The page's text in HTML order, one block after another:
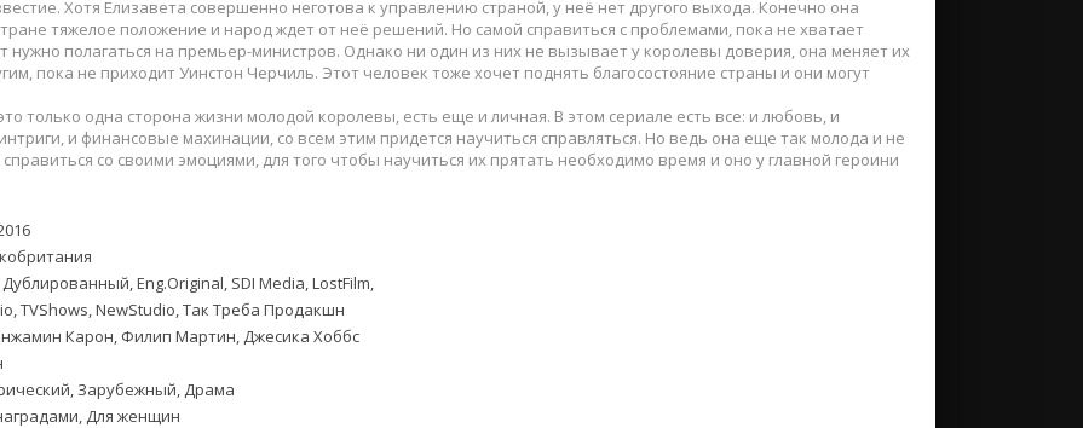
Драмы
Исторические
Мелодрамы
Триллеры
Вестерны
Фэнтези
HBO
Marvel
Хотя Елизавета совершенно неготова к управлению страной, у неё нет другого выхода. Конечно она
тяжелое положение и народ ждет от неё решений. Но самой справиться с проблемами, пока не хватает
нужно полагаться на премьер-министров. Однако ни один из них не вызывает у королевы доверия, она меняет их
пока не приходит Уинстон Черчиль. Этот человек тоже хочет поднять благосостояние страны и они могут
только одна сторона жизни молодой королевы, есть еще и личная. В этом сериале есть все: и любовь, и
и финансовые махинации, со всем этим придется научиться справляться. Но ведь она еще так молода и не
со своими эмоциями, для того чтобы научиться их прятать необходимо время и оно у главной героини
Дублированный, Eng.Original, SDI Media, LostFilm,
TVShows, NewStudio, Так Треба Продакшн
Карон, Филип Мартин, Джесика Хоббс
Зарубежный, Драма
Для женщин